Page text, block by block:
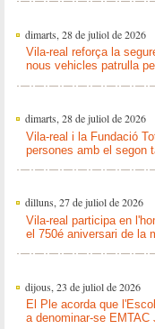
dimarts, 28 de juliol de 2026
Vila-real reforça la
nous vehicles patrulla
dimarts, 28 de juliol de 2026
Vila-real i la Fundació
persones amb el segon
dilluns, 27 de juliol de 2026
Vila-real participa en
el 750é aniversari de la
dijous, 23 de juliol de 2026
El Ple acorda que
a denominar-se EMTAC